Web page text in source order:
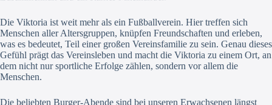
Die Viktoria ist weit mehr als ein Fußballverein. Hier treffen sich
Menschen aller Altersgruppen, knüpfen Freundschaften und erleben,
was es bedeutet, Teil einer großen Vereinsfamilie zu sein. Genau dieses
Gefühl prägt das Vereinsleben und macht die Viktoria zu einem Ort, an
dem nicht nur sportliche Erfolge zählen, sondern vor allem die
Menschen.
Die beliebten Burger-Abende sind bei unseren Erwachsenen längst